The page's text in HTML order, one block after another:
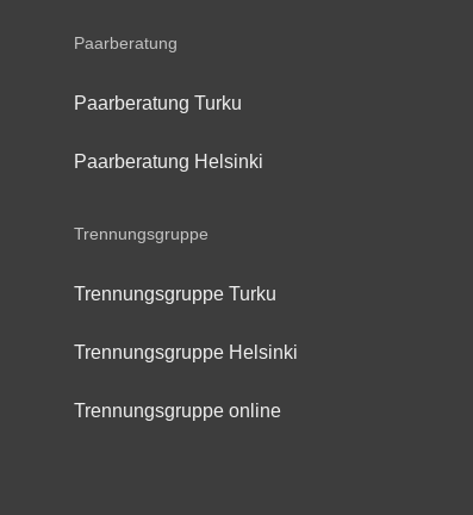
Paarberatung
Paarberatung Turku
Paarberatung Helsinki
Trennungsgruppe
Trennungsgruppe Turku
Trennungsgruppe Helsinki
Trennungsgruppe online